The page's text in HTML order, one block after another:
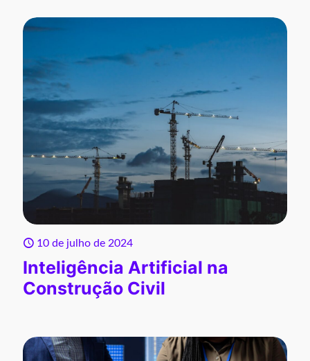
10 de julho de 2024
Inteligência Artificial na
Construção Civil